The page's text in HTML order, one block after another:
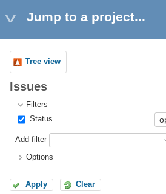
Jump to a project...
Tree view
Issues
Filters
Status
Add filter
Options
Apply Clear